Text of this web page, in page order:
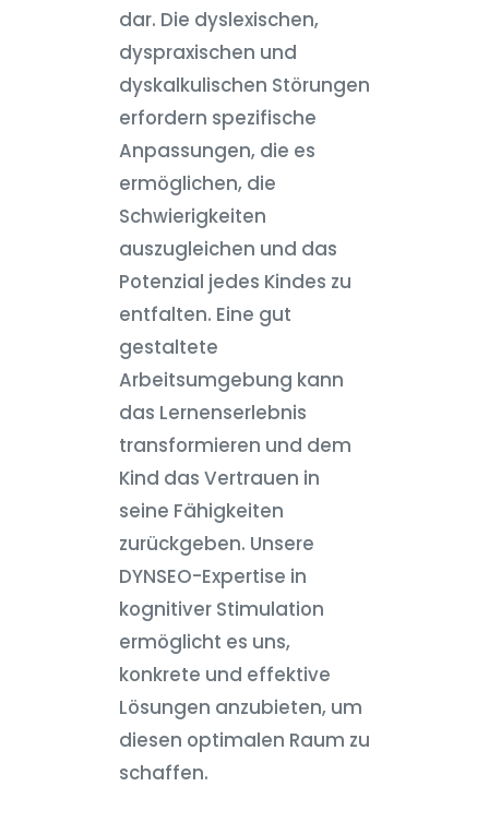
dar. Die dyslexischen,
dyspraxischen und
dyskalkulischen Störungen
erfordern spezifische
Anpassungen, die es
ermöglichen, die
Schwierigkeiten
auszugleichen und das
Potenzial jedes Kindes zu
entfalten. Eine gut
gestaltete
Arbeitsumgebung kann
das Lernenserlebnis
transformieren und dem
Kind das Vertrauen in
seine Fähigkeiten
zurückgeben. Unsere
DYNSEO-Expertise in
kognitiver Stimulation
ermöglicht es uns,
konkrete und effektive
Lösungen anzubieten, um
diesen optimalen Raum zu
schaffen.